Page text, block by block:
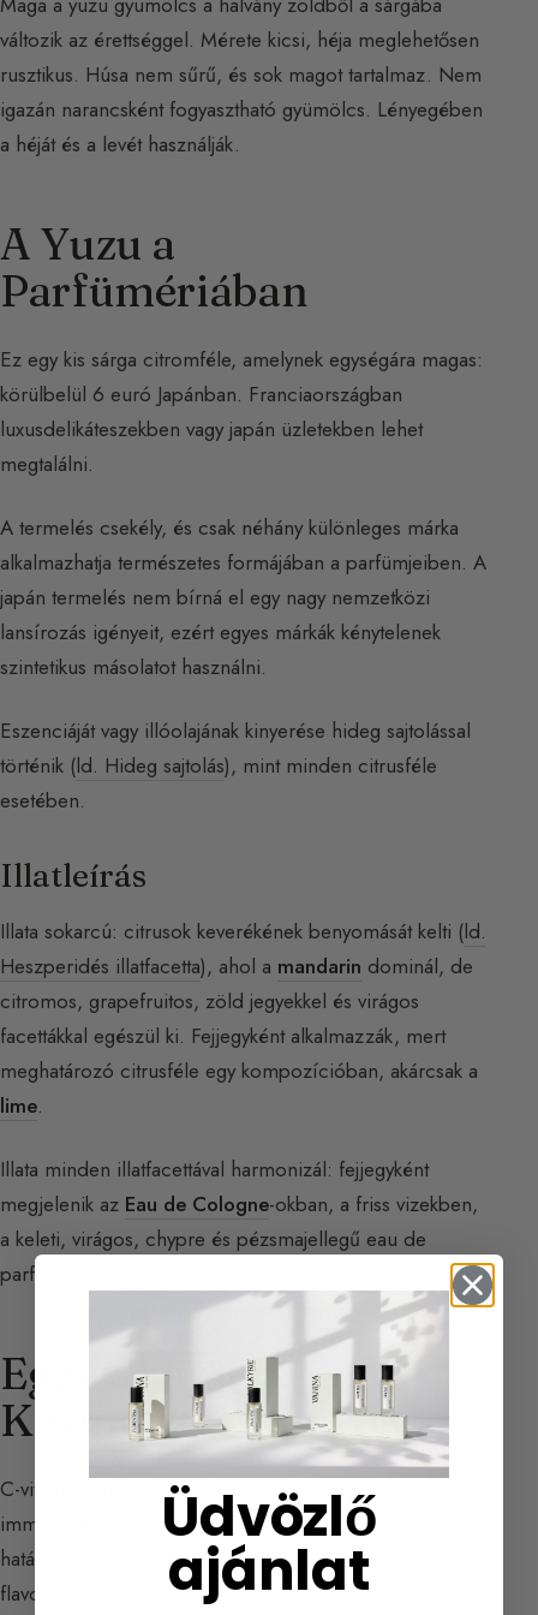
változik az érettséggel. Mérete kicsi, héja meglehetősen
rusztikus. Húsa nem sűrű, és sok magot tartalmaz. Nem
igazán narancsként fogyasztható gyümölcs. Lényegében
a héját és a levét használják.
A Yuzu a
Parfümériában
Ez egy kis sárga citromféle, amelynek egységára magas:
körülbelül 6 euró Japánban. Franciaországban
luxusdelikáteszekben vagy japán üzletekben lehet
megtalálni.
A termelés csekély, és csak néhány különleges márka
alkalmazhatja természetes formájában a parfümjeiben. A
japán termelés nem bírná el egy nagy nemzetközi
lansírozás igényeit, ezért egyes márkák kénytelenek
szintetikus másolatot használni.
Eszenciáját vagy illóolajának kinyerése hideg sajtolással
történik (ld. Hideg sajtolás), mint minden citrusféle
esetében.
Illatleírás
Illata sokarcú: citrusok keverékének benyomását kelti (ld.
Heszperidés illatfacetta), ahol a mandarin dominál, de
citromos, grapefruitos, zöld jegyekkel és virágos
facettákkal egészül ki. Fejjegyként alkalmazzák, mert
meghatározó citrusféle egy kompozícióban, akárcsak a
lime.
Illata minden illatfacettával harmonizál: fejjegyként
megjelenik az Eau de Cologne-okban, a friss vizekben,
a keleti, virágos, chypre és pézsmajellegű eau de
parfum és eau de toilette összetételekben.
Egészségügyi és
Kozmetikai Előnyök
C-vitaminban gazdag gyümölcs, erősíti az
immunrendszert, antioxidáns és gyulladáscsökkentő
hatású, valamint elősegíti a sebgyógyulást. A yuzu
flavonoidjai és C-vitaminja révén megszépíti és erősíti a
Üdvözlő
ajánlat